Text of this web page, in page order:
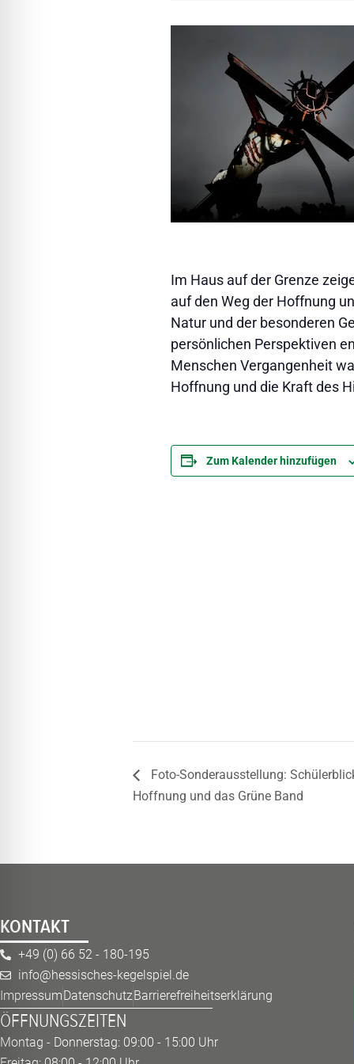
Im Haus auf der Grenze
auf den Weg der Hoffnung
Natur und der besonderen
persönlichen Perspektiven
Menschen Vergangenheit
Hoffnung und die Kraft des
Zum Kalender hinzufügen
Foto-Sonderausstellung:
Hoffnung und das Grüne Band
KONTAKT
+49 (0) 66 52 - 180-195
info@hessisches-kegelspiel.de
ImpressumDatenschutzBarrierefreiheitserklärung
ÖFFNUNGSZEITEN
Montag - Donnerstag: 09:00 - 15:00 Uhr